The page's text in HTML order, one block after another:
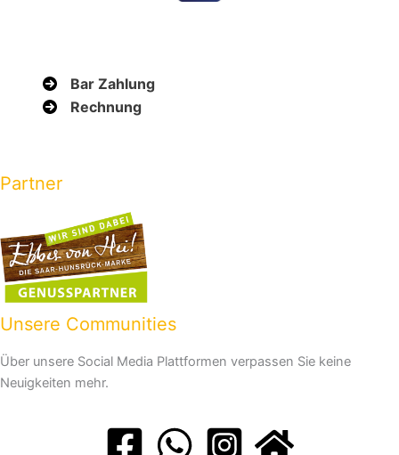
Bar Zahlung
Rechnung
Partner
Unsere Communities
Über unsere Social Media Plattformen verpassen Sie keine
Neuigkeiten mehr.